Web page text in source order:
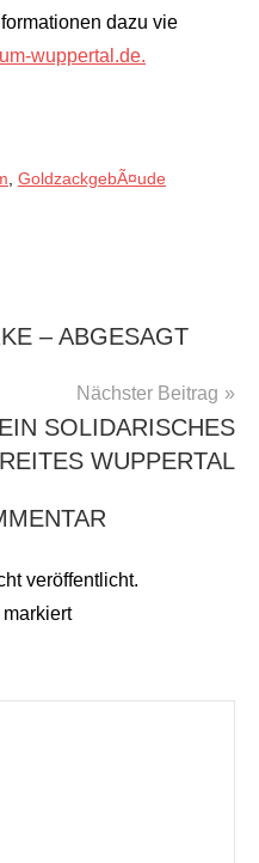
dazu vie
wuppertal.de.
GoldzackgebÃ¤ude
– ABGESAGT
Nächster Beitrag
SOLIDARISCHES
WUPPERTAL
veröffentlicht.
markiert